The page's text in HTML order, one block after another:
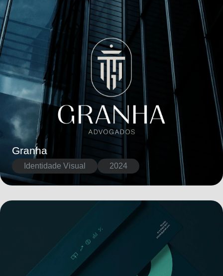
Granha
Identidade Visual 2024